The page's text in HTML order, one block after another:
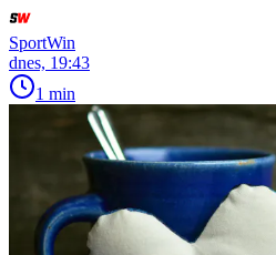
SportWin
dnes, 19:43
1 min